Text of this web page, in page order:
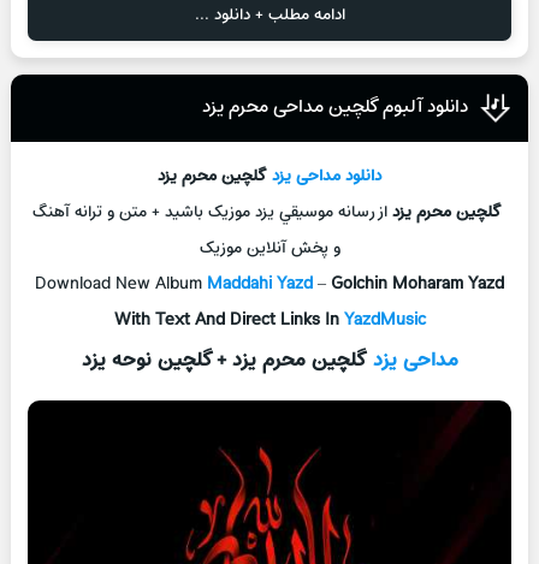
ادامه مطلب + دانلود ...
دانلود آلبوم گلچین مداحی محرم یزد
دانلودمداحی یزدگلچین محرم یزد
گلچین محرم یزداز رسانه موسيقي يزد موزيک باشيد + متن و ترانه آهنگ
و پخش آنلاين موزيک
Download New Album Maddahi Yazd– Golchin Moharam Yazd
With Text And Direct Links InYazdMusic
مداحی یزدگلچین محرم یزد + گلچین نوحه یزد